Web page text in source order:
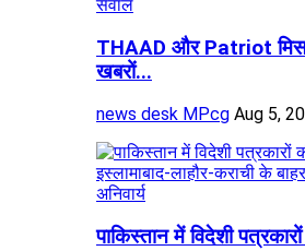
THAAD और Patriot
खबरों...
news desk MPcg Aug 5,
पाकिस्तान में विदेशी